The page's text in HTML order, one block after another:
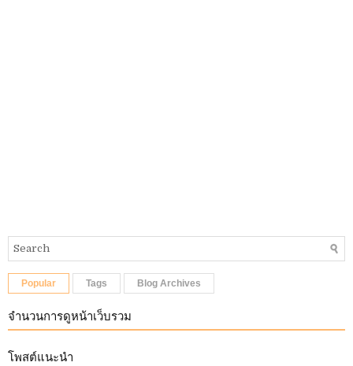
Popular Tags Blog Archives
จำนวนการดูหน้าเว็บรวม
โพสต์แนะนำ